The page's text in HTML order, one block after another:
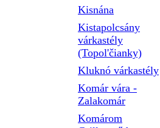
Kisnána
Kistapolcsány
várkastély
(Topol'čianky)
Kluknó várkastély
Komár vára -
Zalakomár
Komárom